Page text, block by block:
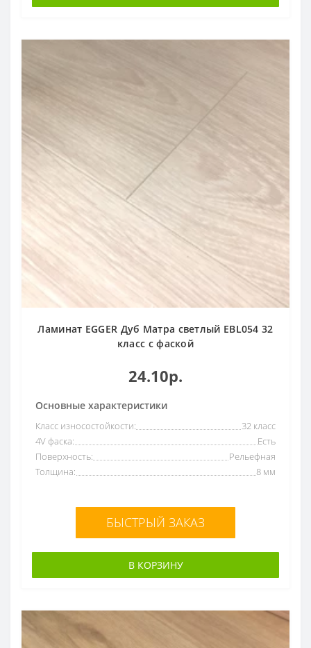
Ламинат EGGER Дуб Матра светлый EBL054 32
класс с фаской
24.10р.
Основные характеристики
Класс износостойкости:
32 класс
4V фаска:
Есть
Поверхность:
Рельефная
Толщина:
8 мм
БЫСТРЫЙ ЗАКАЗ
В КОРЗИНУ